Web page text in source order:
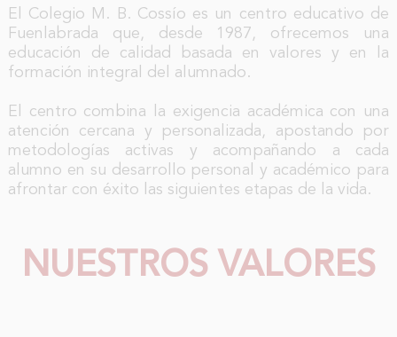
El Colegio M. B. Cossío es un centro educativo de
Fuenlabrada que, desde 1987, ofrecemos una
educación de calidad basada en valores y en la
formación integral del alumnado.
El centro combina la exigencia académica con una
atención cercana y personalizada, apostando por
metodologías activas y acompañando a cada
alumno en su desarrollo personal y académico para
afrontar con éxito las siguientes etapas de la vida.
NUESTROS VALORES